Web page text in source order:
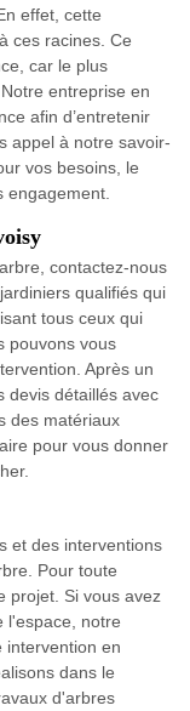
effet, cette
ces racines. Ce
car le plus
entreprise en
afin d’entretenir
appel à notre savoir-
vos besoins, le
contactez-nous
qualifiés qui
tous ceux qui
pouvons vous
Après un
devis détaillés avec
des matériaux
pour vous donner
et des interventions
Pour toute
projet. Si vous avez
l'espace, notre
intervention en
dans le
d'arbres